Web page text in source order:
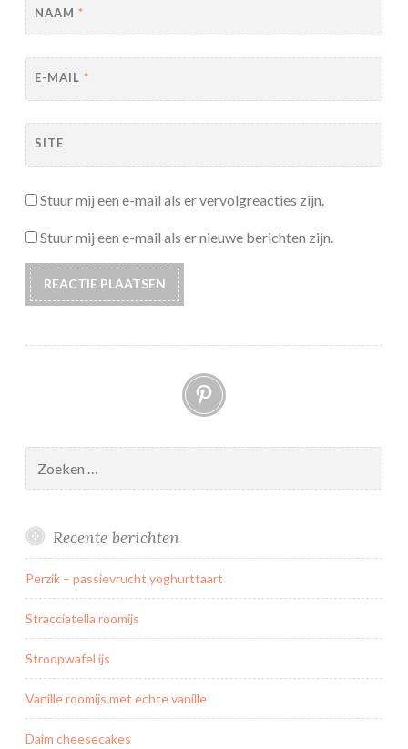
NAAM *
E-MAIL *
SITE
Stuur mij een e-mail als er vervolgreacties zijn.
Stuur mij een e-mail als er nieuwe berichten zijn.
Pinterest
naar:
Recente berichten
Perzik – passievrucht yoghurttaart
Stracciatella roomijs
Stroopwafel ijs
Vanille roomijs met echte vanille
Daim cheesecakes